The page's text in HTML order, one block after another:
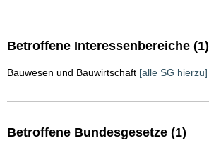
Betroffene Interessenbereiche (1)
Bauwesen und Bauwirtschaft [alle SG hierzu]
Betroffene Bundesgesetze (1)